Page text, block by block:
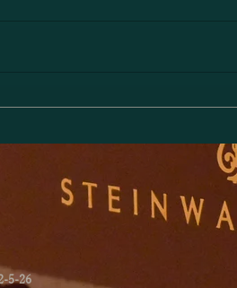
「林綾乃＆野川かおる 2台ピ
－対話と共鳴―」のお知らせ
5-26